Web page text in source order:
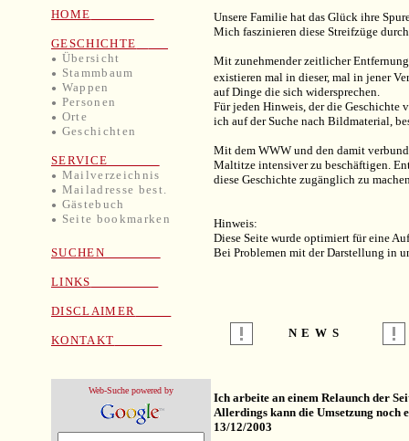
HOME
GESCHICHTE
● Übersicht
● Stammbaum
● Wappen
● Personen
● Orte
● Geschichten
SERVICE
● Mailverzeichnis
● Mailadresse best.
● Gästebuch
● Seite bookmarken
SUCHEN
LINKS
DISCLAIMER
KONTAKT
Web-Suche powered by
Unsere Familie hat das Glück ihre
Mich faszinieren diese Streifzüge
Mit zunehmender zeitlicher
existieren mal in dieser, mal in jener
auf Dinge die sich widersprechen.
Für jeden Hinweis, der die
ich auf der Suche nach Bildmaterial,
Mit dem WWW und den damit
Maltitze intensiver zu beschäftigen.
diese Geschichte zugänglich zu
Hinweis:
Diese Seite wurde optimiert für eine
Bei Problemen mit der Darstellung in
N E W S
Ich arbeite an einem Relaunch der
Allerdings kann die Umsetzung noch
13/12/2003